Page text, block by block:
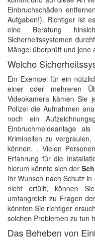
Einbruchschäden
Aufgaben!). Richtiger ist
eine Beratung
Sicherheitssystemen
Mängel überprüft und jene
Welche
Ein Exempel für ein
einer oder mehreren
Videokamera kämen Sie
Polizei die Aufnahmen
noch ein
Einbruchmeldeanlage
Kriminellen zu
können. . Vielen
Erfahrung für die
hierum könnte sich der
Ihr Wunsch nach Schutz
nicht erfüllt, können
umfangreich zu Fragen
könnten Sie richtiger
solchen Problemen zu tun
Das Beheben von